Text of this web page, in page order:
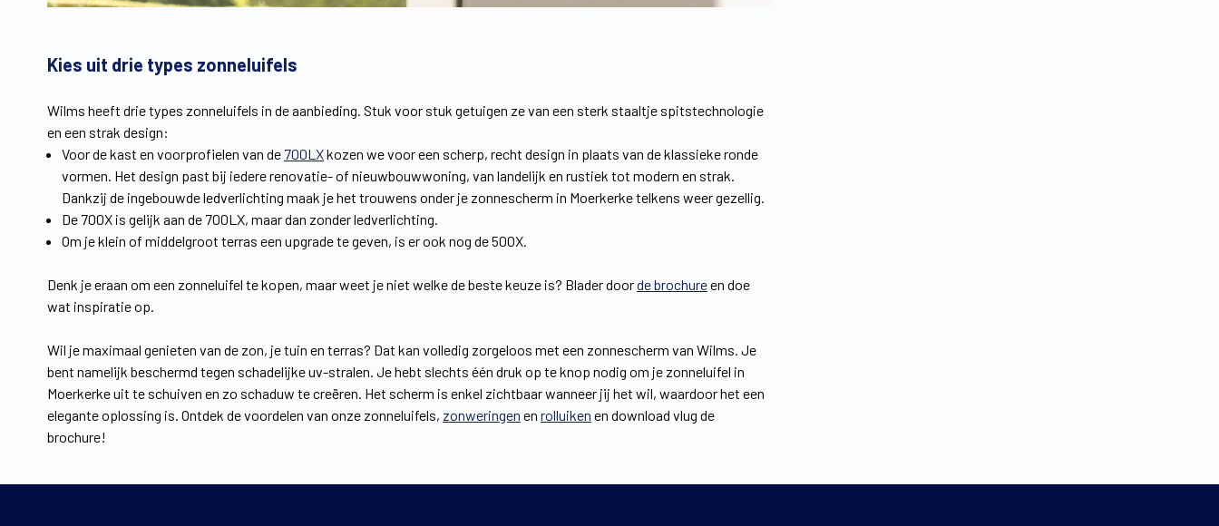
Kies uit drie types zonneluifels
Wilms heeft drie types zonneluifels in de aanbieding. Stuk voor stuk getuigen ze van een sterk staaltje spitstechnologie
en een strak design:
Voor de kast en voorprofielen van de 700LXkozen we voor een scherp, recht design in plaats van de klassieke ronde
vormen. Het design past bij iedere renovatie- of nieuwbouwwoning, van landelijk en rustiek tot modern en strak.
Dankzij de ingebouwde ledverlichting maak je het trouwens onder je zonnescherm in Moerkerke telkens weer gezellig.
De 700X is gelijk aan de 700LX, maar dan zonder ledverlichting.
Om je klein of middelgroot terras een upgrade te geven, is er ook nog de 500X.
Denk je eraan om een zonneluifel te kopen, maar weet je niet welke de beste keuze is? Blader doorde brochureen doe
wat inspiratie op.
Wil je maximaal genieten van de zon, je tuin en terras? Dat kan volledig zorgeloos met een zonnescherm van Wilms. Je
bent namelijk beschermd tegen schadelijke uv-stralen. Je hebt slechts één druk op te knop nodig om je zonneluifel in
Moerkerke uit te schuiven en zo schaduw te creëren. Het scherm is enkel zichtbaar wanneer jij het wil, waardoor het een
elegante oplossing is. Ontdek de voordelen van onze zonneluifels, zonweringen en rolluiken en download vlug de
brochure!